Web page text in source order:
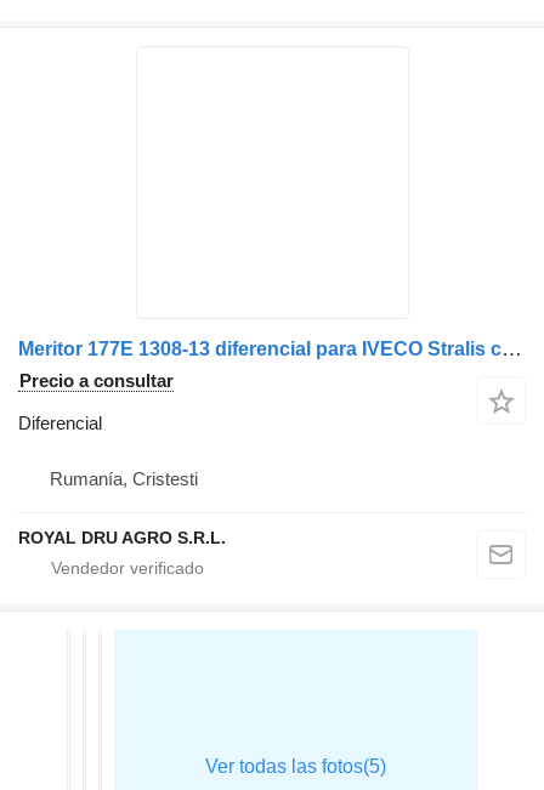
Meritor 177E 1308-13 diferencial para IVECO Stralis camión
Precio a consultar
Diferencial
Rumanía, Cristesti
ROYAL DRU AGRO S.R.L.